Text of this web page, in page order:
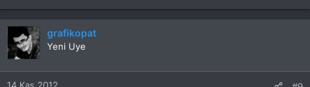
grafikopat
Yeni Uye